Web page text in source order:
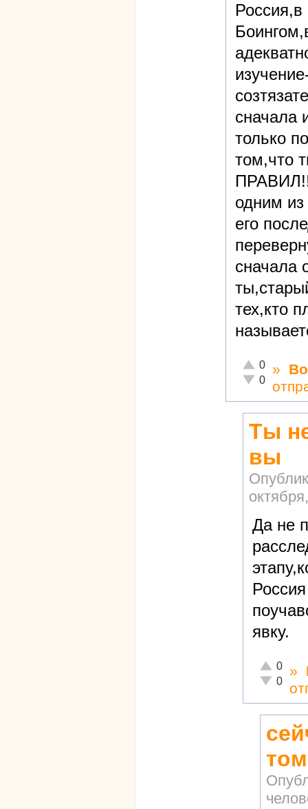
сначала
только
том,что
одним из
его
сначала
тех,кто
Отлично!
0
Неадекватно!
0
»
Ты
вы
Да не
явку.
Отлично!
0
0
»